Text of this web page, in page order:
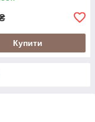
Купити